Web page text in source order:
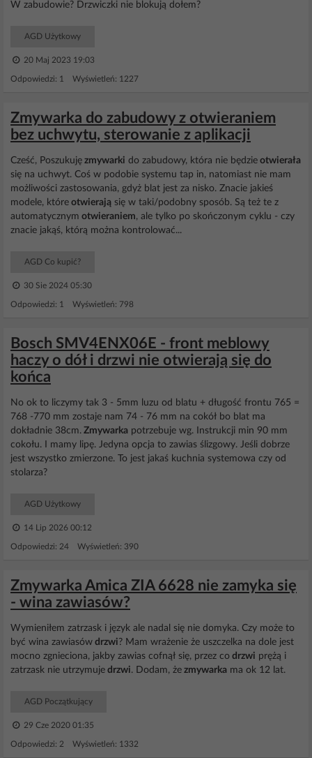
W zabudowie? Drzwiczki nie blokują dołem?
AGD Użytkowy
20 Maj 2023 19:03
Odpowiedzi: 1 Wyświetleń: 1227
Zmywarka do zabudowy z otwieraniem
bez uchwytu, sterowanie z aplikacji
Cześć, Poszukuję zmywarki do zabudowy, która nie będzie otwierała
się na uchwyt. Coś w podobie systemu tap in, natomiast nie mam
możliwości zastosowania, gdyż blat jest za nisko. Znacie jakieś
modele, które otwierają się w taki/podobny sposób. Są też te z
automatycznym otwieraniem, ale tylko po skończonym cyklu - czy
znacie jakąś, którą można kontrolować...
AGD Co kupić?
30 Sie 2024 05:30
Odpowiedzi: 1 Wyświetleń: 798
Bosch SMV4ENX06E - front meblowy
haczy o dół i drzwi nie otwierają się do
końca
No ok to liczymy tak 3 - 5mm luzu od blatu + długość frontu 765 =
768 -770 mm zostaje nam 74 - 76 mm na cokół bo blat ma
dokładnie 38cm. Zmywarka potrzebuje wg. Instrukcji min 90 mm
cokołu. I mamy lipę. Jedyna opcja to zawias ślizgowy. Jeśli dobrze
jest wszystko zmierzone. To jest jakaś kuchnia systemowa czy od
stolarza?
AGD Użytkowy
14 Lip 2026 00:12
Odpowiedzi: 24 Wyświetleń: 390
Zmywarka Amica ZIA 6628 nie zamyka się
- wina zawiasów?
Wymieniłem zatrzask i język ale nadal się nie domyka. Czy może to
być wina zawiasów drzwi? Mam wrażenie że uszczelka na dole jest
mocno zgnieciona, jakby zawias cofnął się, przez co drzwi prężą i
zatrzask nie utrzymuje drzwi. Dodam, że zmywarka ma ok 12 lat.
AGD Początkujący
29 Cze 2020 01:35
Odpowiedzi: 2 Wyświetleń: 1332